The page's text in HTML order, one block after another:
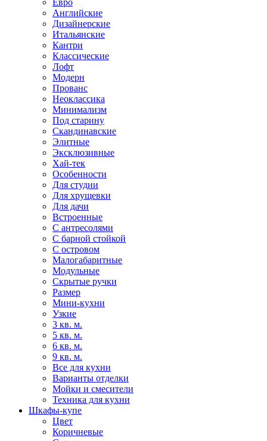
Евро
Английские
Дизайнерские
Итальянские
Кантри
Классические
Лофт
Модерн
Прованс
Неоклассика
Минимализм
Под старину
Скандинавские
Элитные
Эксклюзивные
Хай-тек
Особенности
Для студии
Для хрущевки
Для дачи
Встроенные
С антресолями
С барной стойкой
С островом
Малогабаритные
Модульные
Скрытые ручки
Размер
Мини-кухни
Узкие
3 кв. м.
5 кв. м.
6 кв. м.
9 кв. м.
Все для кухни
Варианты отделки
Мойки и смесители
Техника для кухни
Шкафы-купе
Цвет
Коричневые